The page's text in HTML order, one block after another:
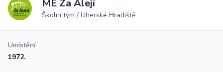
ME Za Alejí
Školní tým / Uherské Hradiště
Umístění
1972.